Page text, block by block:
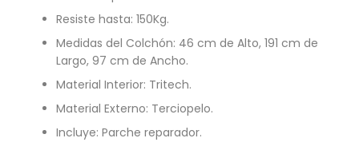
Resiste hasta: 150Kg.
Medidas del Colchón: 46 cm de Alto, 191 cm de
Largo, 97 cm de Ancho.
Material Interior: Tritech.
Material Externo: Terciopelo.
Incluye: Parche reparador.